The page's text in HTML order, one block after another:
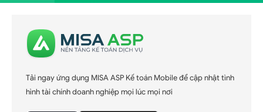
Tải ngay ứng dụng MISA ASP Kế toán Mobile để cập nhật tình
hình tài chính doanh nghiệp mọi lúc mọi nơi